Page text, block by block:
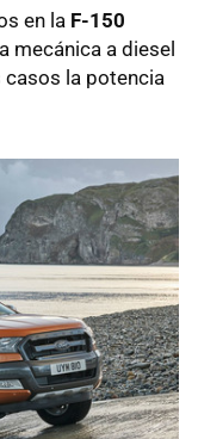
en la F-150
mecánica a diesel
casos la potencia